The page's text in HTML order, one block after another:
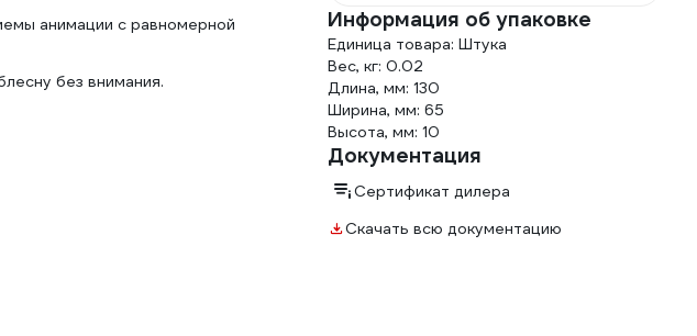
анимации с равномерной
без внимания.
Информация об упаковке
Единица товара: Штука
Вес, кг: 0.02
Длина, мм: 130
Ширина, мм: 65
Высота, мм: 10
Документация
Сертификат дилера
Скачать всю документацию